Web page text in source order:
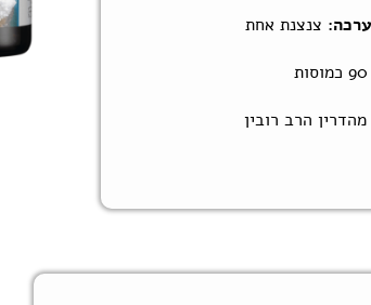
צנצנת אחת
מהדרין הרב רובין